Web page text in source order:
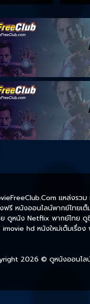
แหล่งรว
ฟรี หนังออนไลน์พากย์ไทยเ
ย ดูหนัง Netflix พากย์ไทย
hd หนังใหม่เต็มเรื่อ
2026 © ดูหนังออนไล